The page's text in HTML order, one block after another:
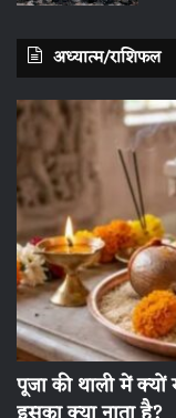
अध्यात्म/राशिफल
पूजा की थाली में